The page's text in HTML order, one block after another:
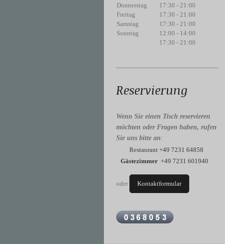
Donnerstag
17:30 - 21:00
Freitag
17:30 - 21:00
Samstag
17:30 - 21:00
Sonntag
12:00 - 14:00
17:30 - 21:00
Reservierung
Wenn Sie einen Tisch reservieren
möchten oder Fragen haben, rufen
Sie uns bitte an :
Restaurant +49 7231 64858
Gästezimmer +49 7231 601940
oder Kontaktformular